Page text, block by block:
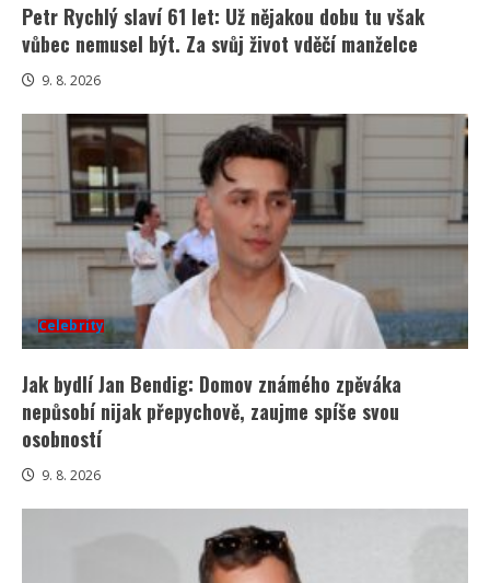
Petr Rychlý slaví 61 let: Už nějakou dobu tu však
vůbec nemusel být. Za svůj život vděčí manželce
9. 8. 2026
Celebrity
Jak bydlí Jan Bendig: Domov známého zpěváka
nepůsobí nijak přepychově, zaujme spíše svou
osobností
9. 8. 2026